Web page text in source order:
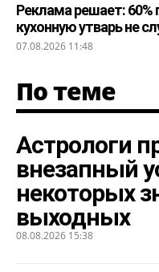
Реклама решает:
кухонную утварь не
07.08.2026 11:48
По теме
Астрологи
внезапный
некоторых
выходных
08.08.2026 15:38